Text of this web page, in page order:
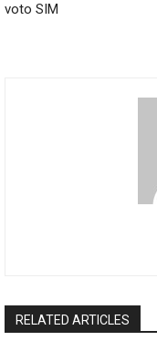
voto SIM
RELATED ARTICLES